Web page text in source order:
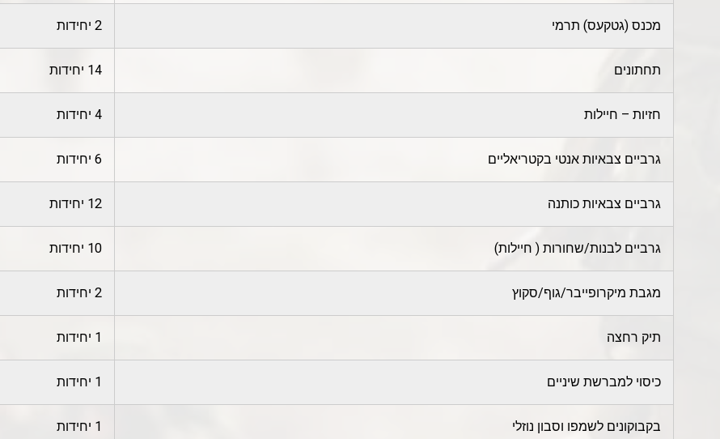
מכנס (גטקעס) תרמי 2 יחידות
תחתונים 14 יחידות
חזיות – חיילות 4 יחידות
גרביים צבאיות אנטי בקטריאליים 6 יחידות
גרביים צבאיות כותנה 12 יחידות
גרביים לבנות/שחורות ( חיילות) 10 יחידות
מגבת מיקרופייבר/גוף/סקוץ 2 יחידות
תיק רחצה 1 יחידות
כיסוי למברשת שיניים 1 יחידות
בקבוקונים לשמפו וסבון נוזלי 1 יחידות